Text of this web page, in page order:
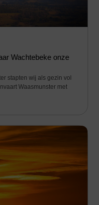
Wachtebeke onze
stapten wij als gezin vol
Waasmunster met